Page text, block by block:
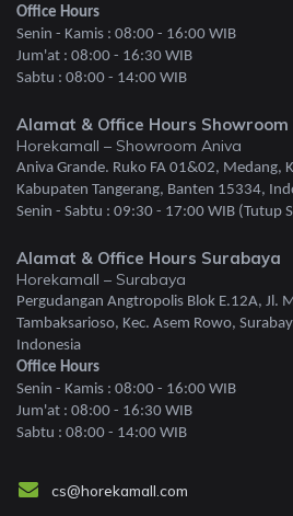
Office Hours
Senin - Kamis : 08:00 - 16:00 WIB
Jum'at : 08:00 - 16:30 WIB
Sabtu : 08:00 - 14:00 WIB
Alamat & Office Hours Showroom
Horekamall – Showroom Aniva
Aniva Grande. Ruko FA 01&02, Medang,
Kabupaten Tangerang, Banten 15334,
Senin - Sabtu : 09:30 - 17:00 WIB (Tutup
Alamat & Office Hours Surabaya
Horekamall – Surabaya
Pergudangan Angtropolis Blok E.12A, Jl.
Tambaksarioso, Kec. Asem Rowo,
Indonesia
Office Hours
Senin - Kamis : 08:00 - 16:00 WIB
Jum'at : 08:00 - 16:30 WIB
Sabtu : 08:00 - 14:00 WIB
cs@horekamall.com